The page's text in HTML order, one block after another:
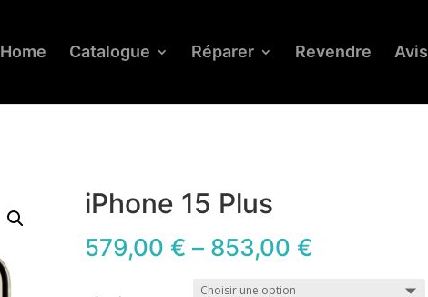
Home Catalogue Réparer Revendre Avis
iPhone 15 Plus
579,00 € – 853,00 €